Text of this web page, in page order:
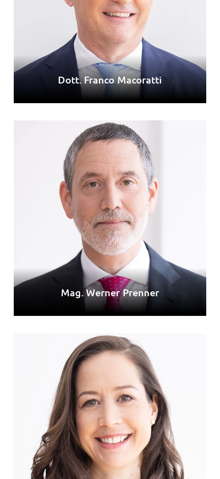
Dott. Franco Macoratti
Mag. Werner Prenner